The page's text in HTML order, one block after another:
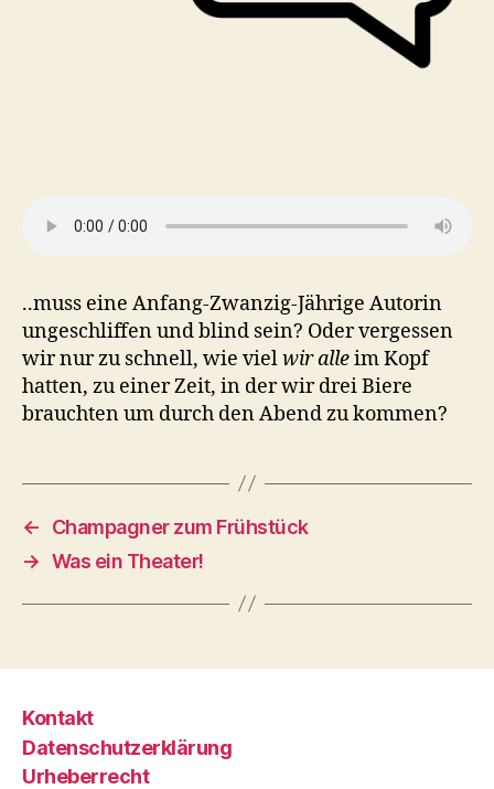
..muss eine Anfang-Zwanzig-Jährige Autorin
ungeschliffen und blind sein? Oder vergessen
wir nur zu schnell, wie vielwir alleim Kopf
hatten, zu einer Zeit, in der wir drei Biere
brauchten um durch den Abend zu kommen?
←
Champagner zum Frühstück
→ Was ein Theater!
Kontakt
Datenschutzerklärung
Urheberrecht